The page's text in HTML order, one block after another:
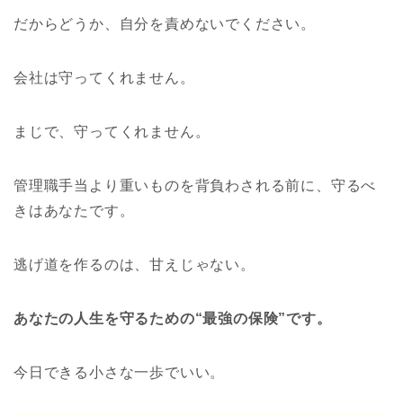
だからどうか、自分を責めないでください。
会社は守ってくれません。
まじで、守ってくれません。
管理職手当より重いものを背負わされる前に、守るべ
きはあなたです。
逃げ道を作るのは、甘えじゃない。
あなたの人生を守るための“最強の保険”です。
今日できる小さな一歩でいい。